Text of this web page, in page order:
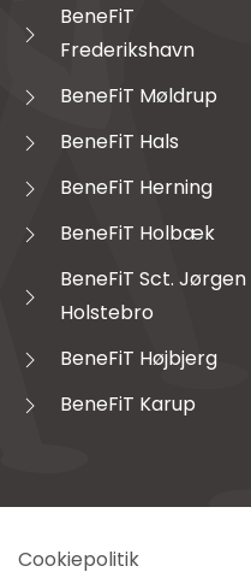
BeneFiT
Frederikshavn
BeneFiT Møldrup
BeneFiT Hals
BeneFiT Herning
BeneFiT Holbæk
BeneFiT Sct. Jørgen
Holstebro
BeneFiT Højbjerg
BeneFiT Karup
Cookiepolitik